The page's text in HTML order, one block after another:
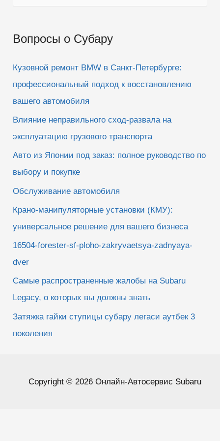
о
с
Вопросы о Субару
Кузовной ремонт BMW в Санкт-Петербурге:
профессиональный подход к восстановлению
вашего автомобиля
Влияние неправильного сход-развала на
эксплуатацию грузового транспорта
Авто из Японии под заказ: полное руководство по
выбору и покупке
Обслуживание автомобиля
Крано-манипуляторные установки (КМУ):
универсальное решение для вашего бизнеса
16504-forester-sf-ploho-zakryvaetsya-zadnyaya-
dver
Самые распространенные жалобы на Subaru
Legacy, о которых вы должны знать
Затяжка гайки ступицы субару легаси аутбек 3
поколения
Copyright © 2026 Онлайн-Автосервис Subaru